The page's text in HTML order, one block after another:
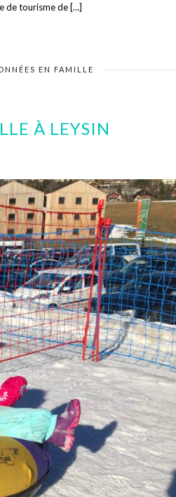
de tourisme de […]
EN FAMILLE
À LEYSIN